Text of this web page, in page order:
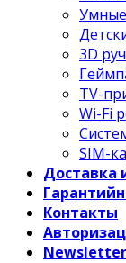
3D
TV-
Wi-Fi
SIM-
Доставка
Контакты
Newsletter